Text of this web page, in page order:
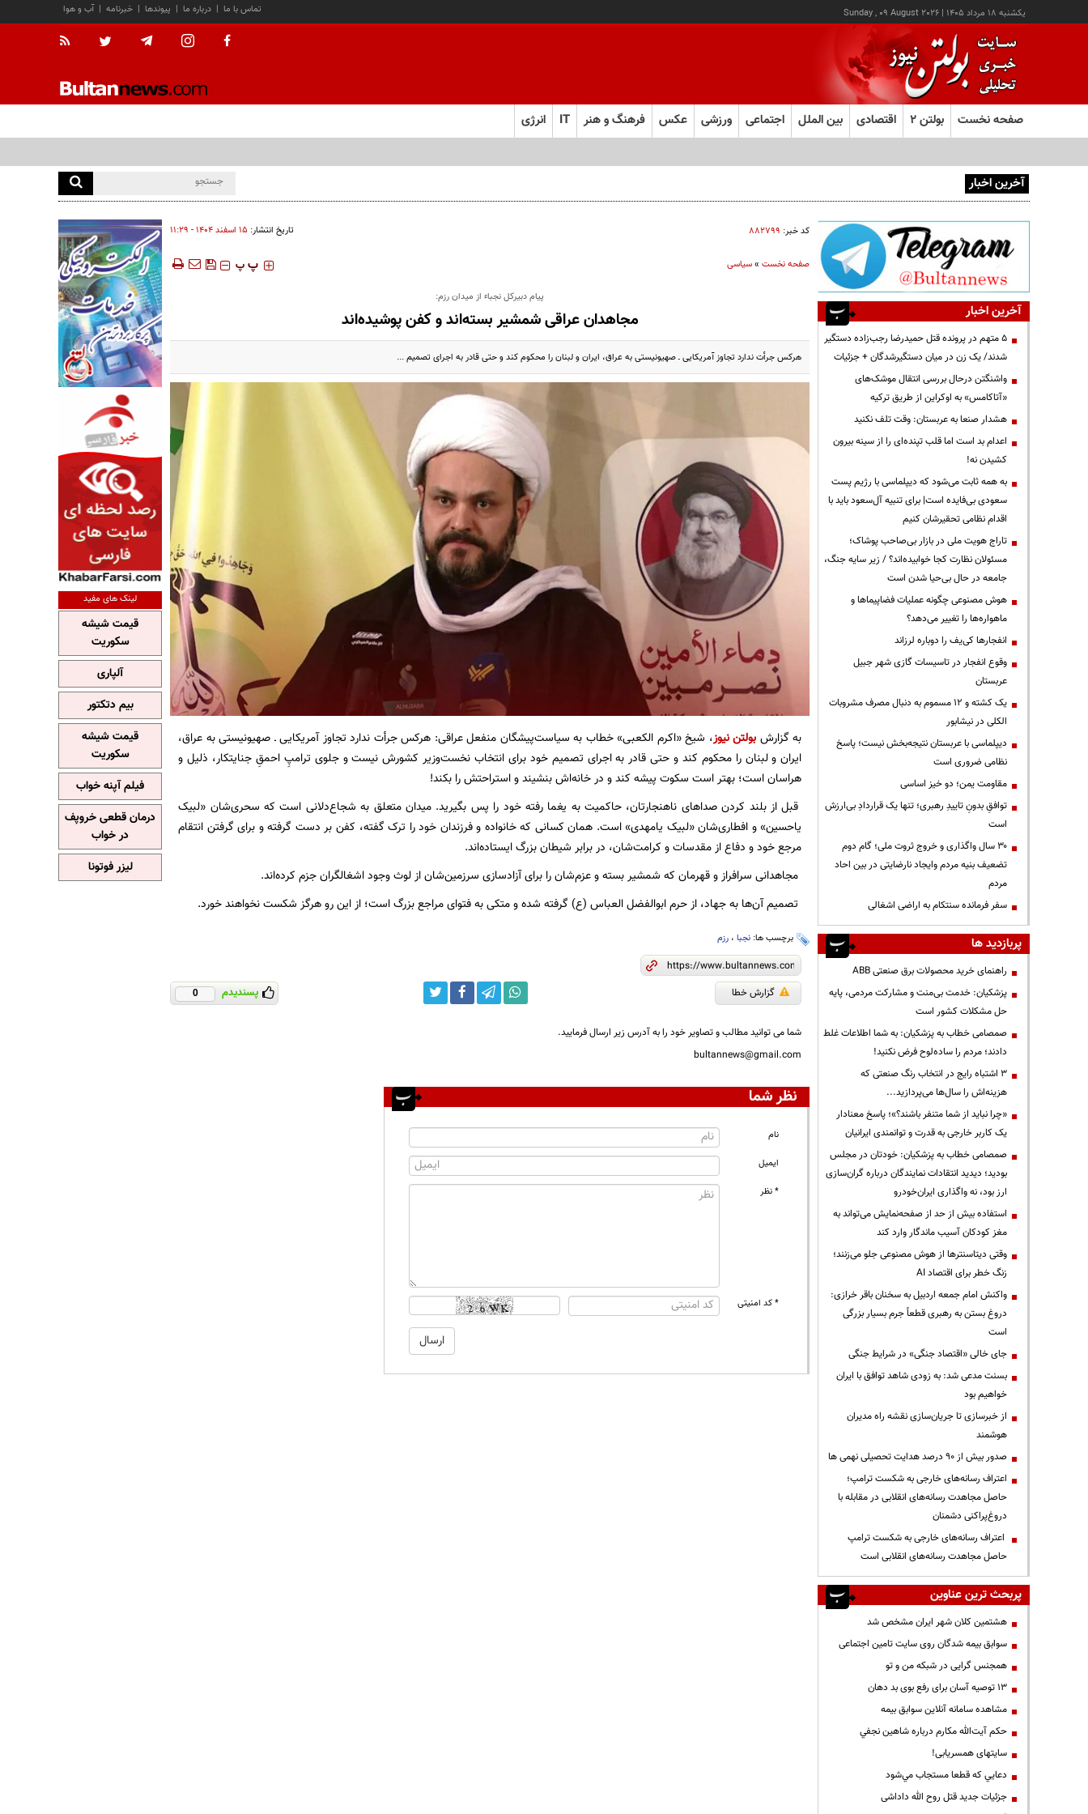
يکشنبه ۱۸ مرداد ۱۴۰۵ |
Sunday , 09 August 2026 آب و هوا | خبرنامه | پیوندها | درباره ما | تماس با ما
صفحه نخست بولتن ۲ اقتصادی بین الملل اجتماعی ورزشی عکس فرهنگ و هنر IT انرژی
آخرین اخبار
کد خبر: ۸۸۲۷۹۹ تاریخ انتشار: ۱۵ اسفند ۱۴۰۴ - ۱۱:۲۹
صفحه نخست»سیاسی ‍‍‍ پ پ
پیام دبیرکل نجباء از میدان رزم:
مجاهدان عراقی شمشیر بسته‌اند و کفن پوشیده‌اند
هرکس جرأت ندارد تجاوز آمریکایی ـ صهیونیستی به عراق، ایران و لبنان را محکوم کند و حتی قادر به اجرای تصمیم ...
به گزارش بولتن نیوز، شیخ «اکرم الکعبی» خطاب به سیاست‌پیشگان منفعل عراقی: هرکس جرأت ندارد تجاوز آمریکایی ـ صهیونیستی به عراق،
ایران و لبنان را محکوم کند و حتی قادر به اجرای تصمیم خود برای انتخاب نخست‌وزیر کشورش نیست و جلوی ترامپِ احمقِ جنایتکار، ذلیل و
هراسان است؛ بهتر است سکوت پیشه کند و در خانه‌اش بنشیند و استراحتش را بکند!
قبل از بلند کردن صداهای ناهنجارتان، حاکمیت به یغما رفته خود را پس بگیرید. میدان متعلق به شجاع‌دلانی است که سحری‌شان «لبیک
یاحسین» و افطاری‌شان «لبیک یامهدی» است. همان کسانی که خانواده و فرزندان خود را ترک گفته، کفن بر دست گرفته و برای گرفتن انتقام
مرجع خود و دفاع از مقدسات و کرامت‌شان، در برابر شیطان بزرگ ایستاده‌اند.
مجاهدانی سرافراز و قهرمان که شمشیر بسته و عزم‌شان را برای آزادسازی سرزمین‌شان از لوث وجود اشغالگران جزم کرده‌اند.
تصمیم آن‌ها به جهاد، از حرم ابوالفضل العباس (ع) گرفته شده و متکی به فتوای مراجع بزرگ است؛ از این رو هرگز شکست نخواهند خورد.
برچسب ها: نجبا، رزم
گزارش خطا پسندیدم 0
شما می توانید مطالب و تصاویر خود را به آدرس زیر ارسال فرمایید.
bultannews@gmail.com
نظر شما
نام
ایمیل
* نظر
* کد امنیتی
آخرین اخبار
۵ متهم در پرونده قتل حمیدرضا رجب‌زاده دستگیر
شدند/ یک زن در میان دستگیرشدگان + جزئیات
واشنگتن درحال بررسی انتقال موشک‌های
«آتاکامس» به اوکراین از طریق ترکیه
هشدار صنعا به عربستان: وقت تلف نکنید
اعدام بد است اما قلب تپنده‌ای را از سینه بیرون
کشیدن نه!
به همه ثابت می‌شود که دیپلماسی با رژیم پست
سعودی بی‌فایده است| برای تنبیه آل‌سعود باید با
اقدام نظامی تحقیرشان کنیم
تاراج هویت ملی در بازار بی‌صاحب پوشاک؛
مسئولان نظارت کجا خوابیده‌اند؟ / زیر سایه جنگ،
جامعه در حال بی‌حیا شدن است
هوش مصنوعی چگونه عملیات فضاپیماها و
ماهواره‌ها را تغییر می‌دهد؟
انفجارها کی‌یف را دوباره لرزاند
وقوع انفجار در تاسیسات گازی شهر جبیل
عربستان
یک کشته و ۱۲ مسموم به دنبال مصرف مشروبات
الکلی در نیشابور
دیپلماسی با عربستان نتیجه‌بخش نیست؛ پاسخ
نظامی ضروری است
مقاومت یمن؛ دو خیز اساسی
توافقِ بدونِ تاییدِ رهبری؛ تنها یک قراردادِ بی‌ارزش
است
۳۰ سال واگذاری و خروج ثروت ملی؛ گام دوم
تضعیف بنیه مردم وایجاد نارضایتی در بین احاد
مردم
سفر فرمانده سنتکام به اراضی اشغالی
پربازدید ها
راهنمای خرید محصولات برق صنعتی ABB
پزشکیان: خدمت بی‌منت و مشارکت مردمی، پایه
حل مشکلات کشور است
صمصامی خطاب به پزشکیان: به شما اطلاعات غلط
دادند؛ مردم را ساده‌لوح فرض نکنید!
3 اشتباه رایج در انتخاب رنگ صنعتی که
هزینه‌اش را سال‌ها می‌پردازید...
«چرا نباید از شما متنفر باشند؟»؛ پاسخ معنادار
یک کاربر خارجی به قدرت و توانمندی ایرانیان
صمصامی خطاب به پزشکیان: خودتان در مجلس
بودید؛ دیدید انتقادات نمایندگان درباره گران‌سازی
ارز بود، نه واگذاری ایران‌خودرو
استفاده بیش از حد از صفحه‌نمایش می‌تواند به
مغز کودکان آسیب ماندگار وارد کند
وقتی دیتاسنترها از هوش مصنوعی جلو می‌زنند؛
زنگ خطر برای اقتصاد AI
واکنش امام جمعه اردبیل به سخنان باقر خرازی:
دروغ بستن به رهبری قطعاً جرم بسیار بزرگی
است
جای خالی «اقتصاد جنگی» در شرایط جنگی
بسنت مدعی شد: به زودی شاهد توافق با ایران
خواهیم بود
از خبرسازی تا جریان‌سازی نقشه راه مدیران
هوشمند
صدور بیش از ۹۰ درصد هدایت تحصیلی نهمی ها
اعتراف رسانه‌های خارجی به شکست ترامپ؛
حاصل مجاهدت رسانه‌های انقلابی در مقابله با
دروغ‌پراکنی دشمنان
اعتراف رسانه‌های خارجی به شکست ترامپ
حاصل مجاهدت رسانه‌های انقلابی است
پربحث ترین عناوین
هشتمین کلان شهر ایران مشخص شد
سوابق بیمه شدگان روی سایت تامین اجتماعی
همجنس گرایی در شبکه من و تو
13 توصیه آسان برای رفع بوی بد دهان
مشاهده سامانه آنلاين سوابق بیمه
حكم آيت‌الله مكارم درباره شاهين نجفي
سایتهای همسریابی!
دعايي كه قطعا مستجاب مي‌شود
جزئیات جدید قتل روح الله داداشی
لینک های مفید
قیمت شیشه
سکوریت
آلپاری
بیم دتکتور
قیمت شیشه
سکوریت
فیلم آپنه خواب
درمان قطعی خروپف
در خواب
لیزر فوتونا